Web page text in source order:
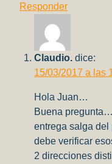
Responder
Claudio. dice:
15/03/2017 a las
Hola Juan…
Buena
entrega salga del
debe verificar
2 direcciones